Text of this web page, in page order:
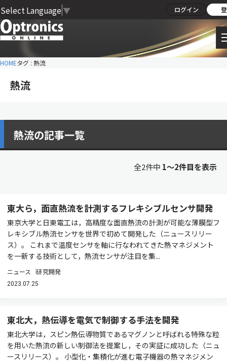
Select Language ▼ ログイン
HOMEタグ : 熱流
熱流
熱流の記事一覧
全2件中 1〜2件目を表示
東大ら，面直熱流を計測するフレキシブルセンサ開発
東京大学と日東電工は，高精度な面直熱流の計測が可能な薄膜型フ
レキシブル熱流センサを世界で初めて開発した（ニュースリリー
ス）。 これまで温度センサを軸に行なわれてきた熱マネジメント
を一新する技術として，熱流センサが注目を集...
ニュース 研究開発
2023.07.25
東北大，熱伝導を電気で制御する手法を開発
東北大学は，スピン熱伝導物質であるマグノンと呼ばれる特殊な粒
を用いた熱流の新しい制御法を提案し，その実証に成功した（ニュ
ースリリース）。 小型化・集積化が進む電子機器の熱マネジメン